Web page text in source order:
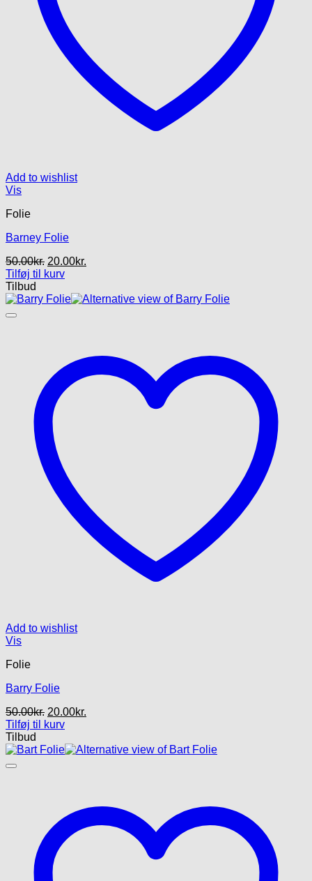
Add to wishlist
Vis
Folie
Barney Folie
50.00kr. Den
oprindelige
var:
20.00kr.
er:
Tilføj til kurv
Tilbud
Add to wishlist
Vis
Folie
Barry Folie
50.00kr. Den
oprindelige
var:
20.00kr.
er:
Tilføj til kurv
Tilbud